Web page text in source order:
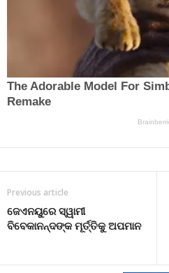
Previous article
ଜେଏନୟୁରେ ସ୍ୱାମୀ
ବିବେକାନନ୍ଦଙ୍କ ମୂର୍ତ୍ତିକୁ ଅପମାନ